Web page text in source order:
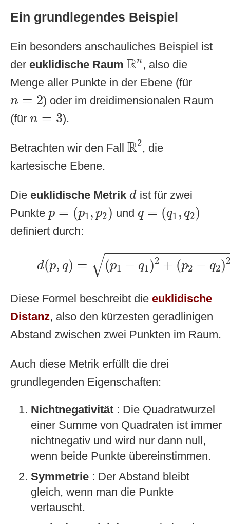
Ein grundlegendes Beispiel
Ein besonders anschauliches Beispiel ist
der euklidische Raum Rn
Rn, also die
Menge aller Punkte in der Ebene (für
n = 2
n
) oder im dreidimensionalen Raum
(für n = 3
n ).
Betrachten wir den Fall R2
R2
, die
kartesische Ebene.
Die euklidische Metrik d
d ist für zwei
Punkte p = (p1, p2)
p p1, 2) und q = (q1 , q2)
q q1, 2)
definiert durch:
d(p, q) = √(p1 − q1)2 + (p2 − q2)
p1−q1)2+(p2−q2)2
Diese Formel beschreibt die euklidische
Distanz, also den kürzesten geradlinigen
Abstand zwischen zwei Punkten im Raum.
Auch diese Metrik erfüllt die drei
grundlegenden Eigenschaften:
Nichtnegativität : Die Quadratwurzel
einer Summe von Quadraten ist immer
nichtnegativ und wird nur dann null,
wenn beide Punkte übereinstimmen.
Symmetrie : Der Abstand bleibt
gleich, wenn man die Punkte
vertauscht.